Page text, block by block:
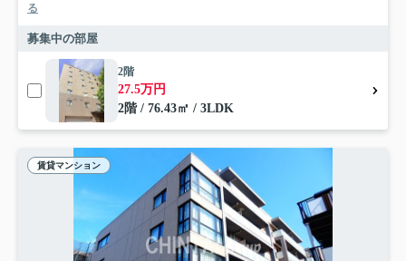
る
募集中の部屋
2階
27.5万円
2階 / 76.43㎡ / 3LDK
賃貸マンション